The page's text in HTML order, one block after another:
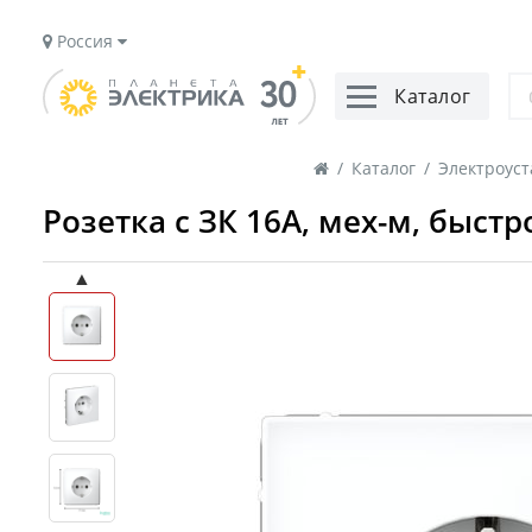
Россия
Каталог
/ Каталог /
Розетка с ЗК 16А, мех-м,
▲